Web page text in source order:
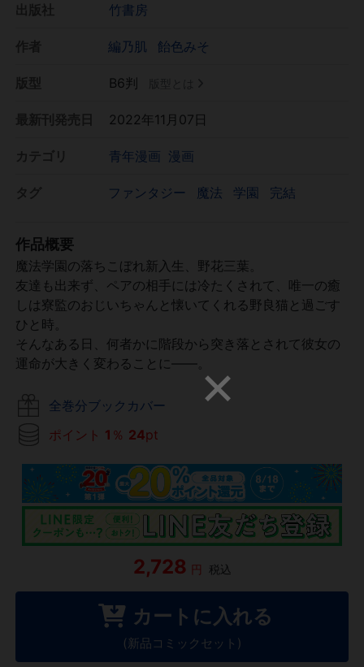
竹書房
編乃肌 飴色みそ
B6判
2022年11月07日
青年漫画 漫画
ファンタジー 魔法 学園 完結
作品概要
魔法学園の落ちこぼれ新入生、野花三葉。
友達も出来ず、ペアの相手には冷たくされて、唯一の癒
しは寮監のおじいちゃんと懐いてくれる野良猫と過ごす
ひと時。
そんなある日、何者かに階段から突き落とされて彼女の
運命が大きく変わることに――。
全巻分ブックカバー
ポイント 1 ％ 24pt
2,728 円 税込
カートに入れる
(新品コミックセット)